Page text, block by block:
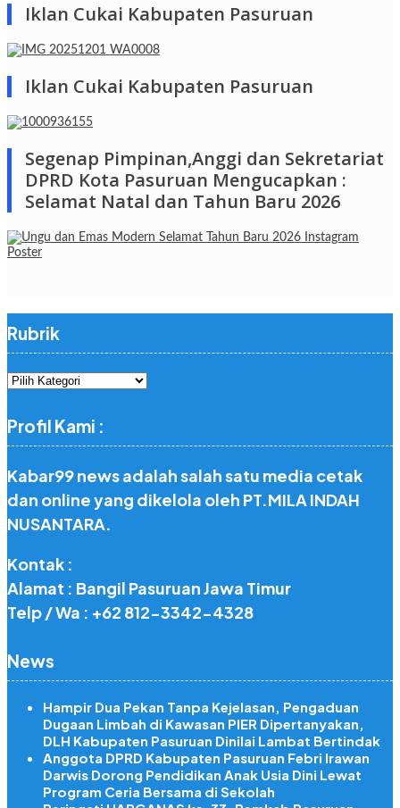
Iklan Cukai Kabupaten Pasuruan
Iklan Cukai Kabupaten Pasuruan
Segenap Pimpinan,Anggi dan Sekretariat
DPRD Kota Pasuruan Mengucapkan :
Selamat Natal dan Tahun Baru 2026
Rubrik
Rubrik
Profil Kami :
Kabar99 news adalah salah satu media cetak
dan online yang dikelola oleh PT.MILA INDAH
NUSANTARA.
Kontak :
Alamat : Bangil Pasuruan Jawa Timur
Telp / Wa : +62 812-3342-4328
News
Hampir Dua Pekan Tanpa Kejelasan, Pengaduan
Dugaan Limbah di Kawasan PIER Dipertanyakan,
DLH Kabupaten Pasuruan Dinilai Lambat Bertindak
Anggota DPRD Kabupaten Pasuruan Febri Irawan
Darwis Dorong Pendidikan Anak Usia Dini Lewat
Program Ceria Bersama di Sekolah